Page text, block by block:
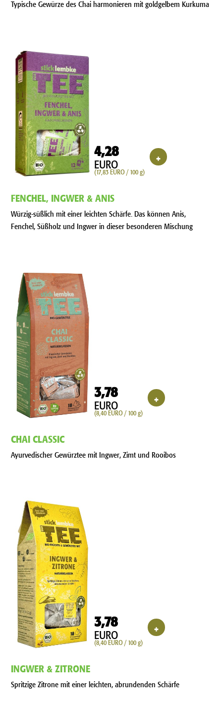
Typische Gewürze des Chai harmonieren mit goldgelbem Kurkuma
4,28
EURO
(17,83 EURO / 100 g)
+
FENCHEL, INGWER & ANIS
Würzig-süßlich mit einer leichten Schärfe. Das können Anis,
Fenchel, Süßholz und Ingwer in dieser besonderen Mischung
3,78
EURO
(8,40 EURO / 100 g)
+
CHAI CLASSIC
Ayurvedischer Gewürztee mit Ingwer, Zimt und Rooibos
3,78
EURO
(8,40 EURO / 100 g)
+
INGWER & ZITRONE
Spritzige Zitrone mit einer leichten, abrundenden Schärfe